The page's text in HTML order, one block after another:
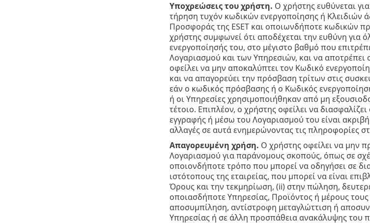
Υποχρεώσεις του χρήστη. Ο χρήστης ευθύνεται
τήρηση τυχόν κωδικών ενεργοποίησης ή Κλειδιών
Προσφοράς της ESET και οποιωνδήποτε κωδικών
χρήστης συμφωνεί ότι αποδέχεται την ευθύνη για
ενεργοποίησής του, στο μέγιστο βαθμό που
Λογαριασμού και των Υπηρεσιών, και να
οφείλει να μην αποκαλύπτει τον Κωδικό
και να απαγορεύει την πρόσβαση τρίτων στις
εάν ο κωδικός πρόσβασης ή ο Κωδικός
ή οι Υπηρεσίες χρησιμοποιήθηκαν από μη
τέτοιο. Επιπλέον, ο χρήστης οφείλει να
εγγραφής ή μέσω του Λογαριασμού του είναι
αλλαγές σε αυτά ενημερώνοντας τις πληροφορίες
Απαγορευμένη χρήση. Ο χρήστης οφείλει να μην
Λογαριασμού για παράνομους σκοπούς, όπως σε
οποιονδήποτε τρόπο που μπορεί να οδηγήσει σε
ιστότοπους της εταιρείας, που μπορεί να είναι
Όρους και την τεκμηρίωση, (ii) στην πώληση,
οποιασδήποτε Υπηρεσίας, Προϊόντος ή μέρους
αποσυμπίληση, αντίστροφη μεταγλώττιση ή
Υπηρεσίας ή σε άλλη προσπάθεια ανακάλυψης του